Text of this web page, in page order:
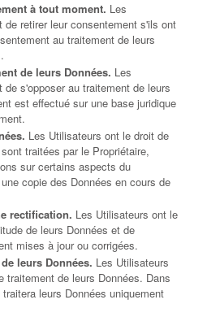
à tout moment. Les
de retirer leur consentement s'ils ont
au traitement de leurs
de leurs Données. Les
s'opposer au traitement de leurs
est effectué sur une base juridique
Les Utilisateurs ont le droit de
traitées par le Propriétaire,
sur certains aspects du
copie des Données en cours de
rectification. Les Utilisateurs ont le
de leurs Données et de
mises à jour ou corrigées.
leurs Données. Les Utilisateurs
traitement de leurs Données. Dans
leurs Données uniquement